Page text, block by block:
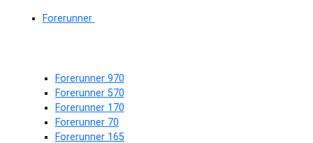
Forerunner
Forerunner 970
Forerunner 570
Forerunner 170
Forerunner 70
Forerunner 165